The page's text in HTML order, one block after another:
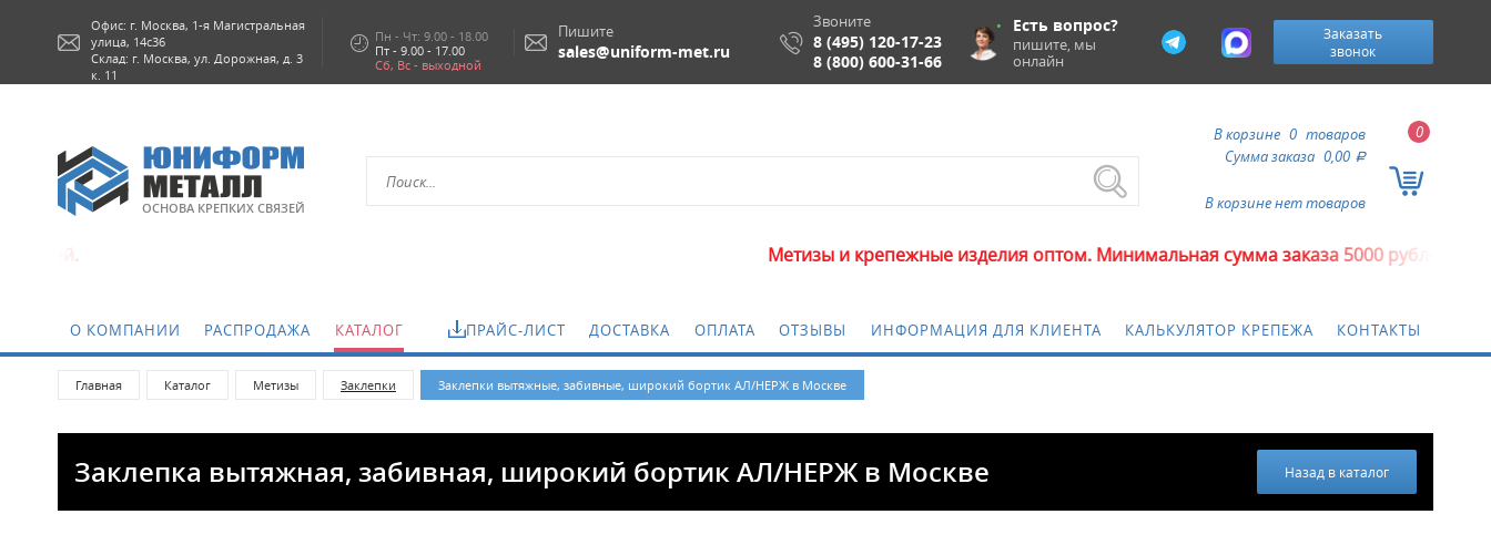
Есть вопрос?
пишите, мы
онлайн
Офис: г. Москва, 1-я Магистральная
улица, 14с36
Склад: г. Москва, ул. Дорожная, д. 3
к. 11
Пн - Чт: 9.00 - 18.00
Пт - 9.00 - 17.00
Сб, Вс - выходной
Пишите
sales@uniform-met.ru
Звоните
8 (495) 120-17-23
8 (800) 600-31-66
Заказать
звонок
ОСНОВА КРЕПКИХ СВЯЗЕЙ
0
В корзине 0 товаров
Сумма заказа 0,00 a
В корзине нет товаров
Метизы и крепежные изделия оптом. Минимальная сумма заказа 5000 рублей.
О КОМПАНИИ РАСПРОДАЖА КАТАЛОГ ПРАЙС-ЛИСТ ДОСТАВКА ОПЛАТА ОТЗЫВЫ ИНФОРМАЦИЯ ДЛЯ КЛИЕНТА КАЛЬКУЛЯТОР КРЕПЕЖА КОНТАКТЫ
Главная Каталог Метизы Заклепки Заклепки вытяжные, забивные, широкий бортик АЛ/НЕРЖ в Москве
Заклепка вытяжная, забивная, широкий бортик АЛ/НЕРЖ в Москве Назад в каталог